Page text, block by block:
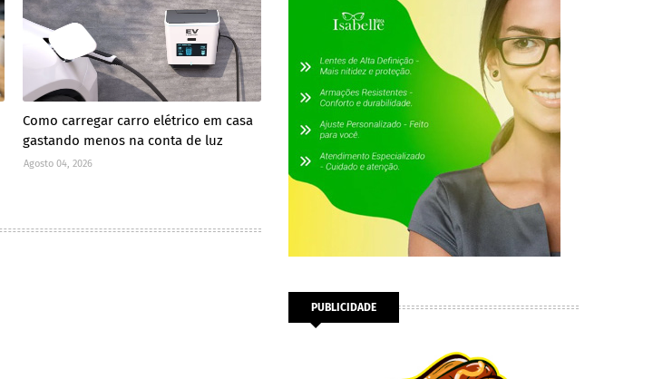
Como carregar carro elétrico em casa
gastando menos na conta de luz
Agosto 04, 2026
PUBLICIDADE